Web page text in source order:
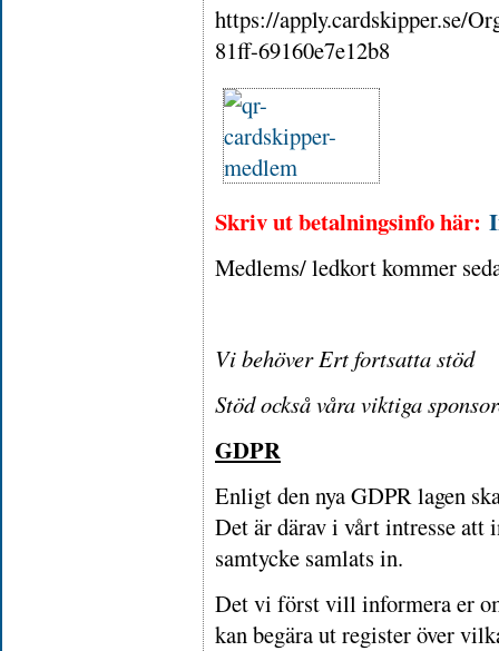
https://apply.cardskipper.se/
81ff-69160e7e12b8
Skriv ut betalningsinfo här:
Medlems/ ledkort kommer
Vi behöver Ert fortsatta stöd
Stöd också våra viktiga
GDPR
Enligt den nya GDPR lagen
Det är därav i vårt intresse
samtycke samlats in.
Det vi först vill informera er
kan begära ut register över